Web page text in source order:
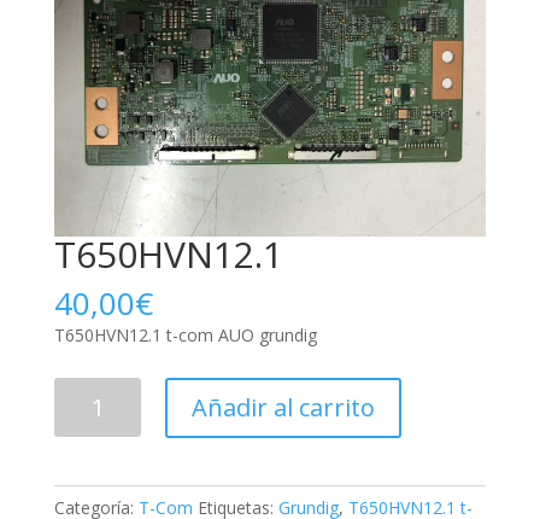
T650HVN12.1
40,00€
T650HVN12.1 t-com AUO grundig
cantidad
Añadir al carrito
Categoría: T-Com Etiquetas: Grundig, T650HVN12.1 t-